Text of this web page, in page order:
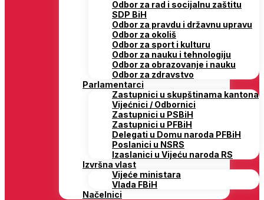
Odbor za rad i socijalnu zaštitu
SDP BiH
Odbor za pravdu i državnu upravu
Odbor za okoliš
Odbor za sport i kulturu
Odbor za nauku i tehnologiju
Odbor za obrazovanje i nauku
Odbor za zdravstvo
Parlamentarci
Zastupnici u skupštinama kantona
Vijećnici / Odbornici
Zastupnici u PSBiH
Zastupnici u PFBiH
Delegati u Domu naroda PFBiH
Poslanici u NSRS
Izaslanici u Vijeću naroda RS
Izvršna vlast
Vijeće ministara
Vlada FBiH
Načelnici